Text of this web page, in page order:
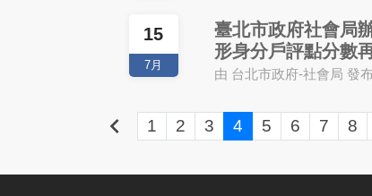
15
7月
臺北市政府社會局
形身分戶評點分數
由 台北市政府-社會局 發
keyboard_arrow_left 1 2 3 4 5 6 7 8